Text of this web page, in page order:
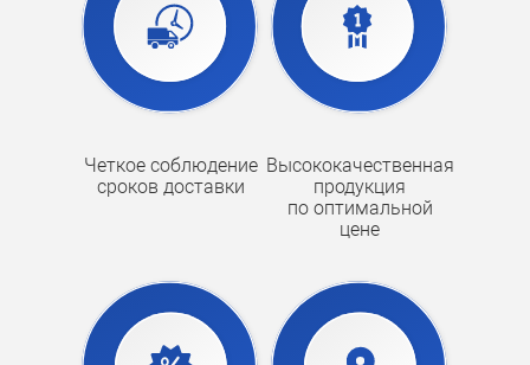
Четкое соблюдение
сроков доставки
Высококачественная
продукция
по оптимальной
цене